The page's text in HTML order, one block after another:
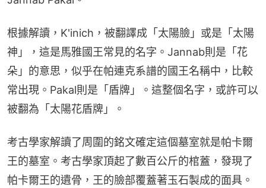
根據解讀，K'inich，被翻譯成「太陽臉」或是「太陽
神」，這是馬雅國王常見的名字。Jannab則是「花
朵」的意思，似乎在帕連克系譜的國王名稱中，比較
常出現。Pakal則是「盾牌」。這整個名字，或許可以
被翻為「太陽花盾牌」。
考古學家解讀了周圍的銘文確定這個墓室就是帕卡爾
王的墓室。考古學家頂起了數百公斤的棺蓋，發現了
帕卡爾王的遺骨，王的臉部覆蓋著玉石製成的面具。